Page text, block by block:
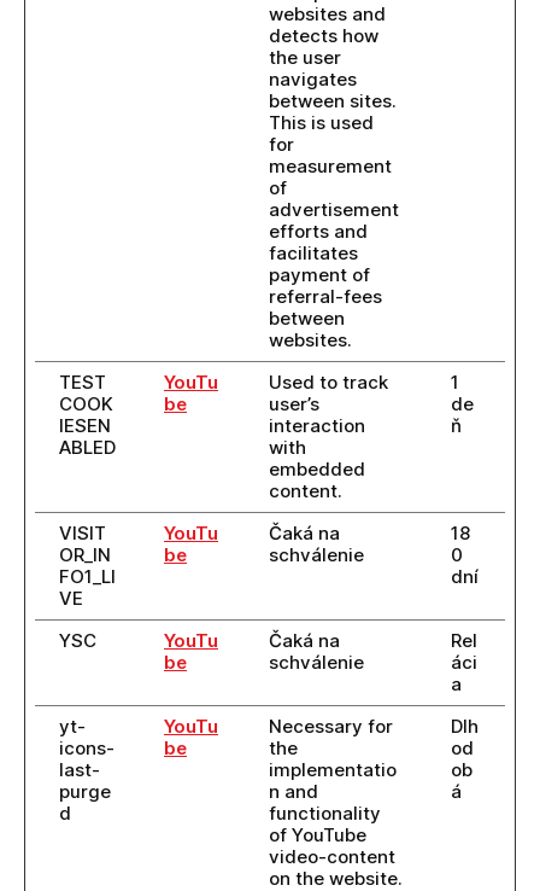
websites and
detects how
the user
navigates
between sites.
This is used
for
measurement
of
advertisement
efforts and
facilitates
payment of
referral-fees
between
websites.
TEST
COOK
IESEN
ABLED
YouTu
be
Used to track
user’s
interaction
with
embedded
content.
1
de
ň
VISIT
OR_IN
FO1_LI
VE
YouTu
be
Čaká na
schválenie
18
0
dní
YSC
YouTu
be
Čaká na
schválenie
Rel
áci
a
yt-
icons-
last-
purge
d
YouTu
be
Necessary for
the
implementatio
n and
functionality
of YouTube
video-content
on the website.
Dlh
od
ob
á